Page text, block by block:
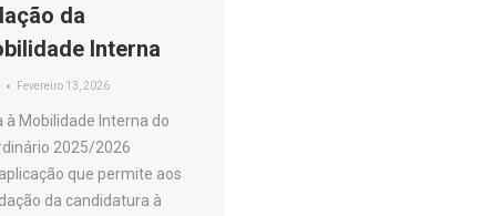
da
Interna
Fevereiro 13, 2026
Mobilidade Interna do
2025/2026
que permite aos
da candidatura à